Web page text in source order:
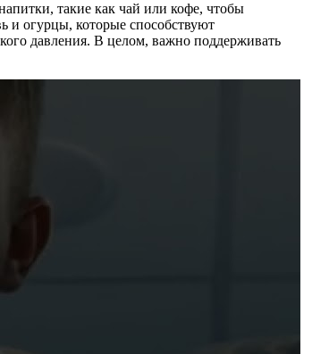
такие как чай или кофе, чтобы
и огурцы, которые способствуют
давления. В целом, важно поддерживать